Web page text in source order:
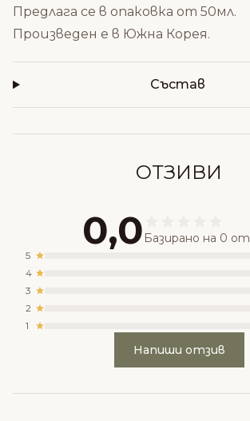
Предлага се в опаковка от 50мл.
Произведен е в Южна Корея.
Състав
ОТЗИВИ
0,0 Базирано на 0
5
4
3
2
1
Напиши отзив